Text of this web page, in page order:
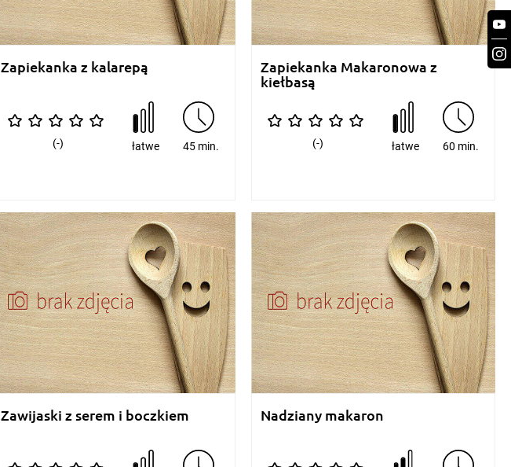
Zapiekanka z kalarepą
(-) łatwe 45 min.
Zapiekanka Makaronowa z
kiełbasą
(-) łatwe 60 min.
Zawijaski z serem i boczkiem Nadziany makaron